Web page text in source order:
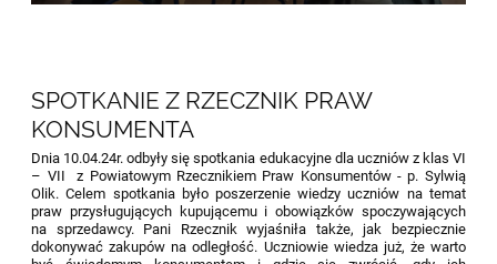
SPOTKANIE Z RZECZNIK PRAW
KONSUMENTA
Dnia 10.04.24r. odbyły się spotkania edukacyjne dla uczniów z klas VI
– VII z Powiatowym Rzecznikiem Praw Konsumentów - p. Sylwią
Olik. Celem spotkania było poszerzenie wiedzy uczniów na temat
praw przysługujących kupującemu i obowiązków spoczywających
na sprzedawcy. Pani Rzecznik wyjaśniła także, jak bezpiecznie
dokonywać zakupów na odległość. Uczniowie wiedza już, że warto